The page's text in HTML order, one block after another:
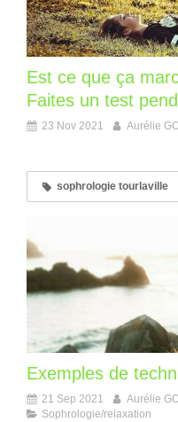
Est ce que ça
Faites un test
23 Nov 2021 Aurélie
sophrologie tourlaville
Exemples de
21 Sep 2021
Aurélie
Sophrologie/relaxation